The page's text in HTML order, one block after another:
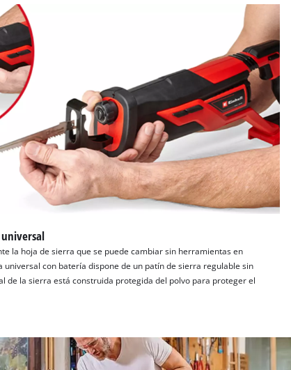
la hoja de sierra que se puede cambiar sin herramientas en
con batería dispone de un patín de sierra regulable sin
de la sierra está construida protegida del polvo para proteger el